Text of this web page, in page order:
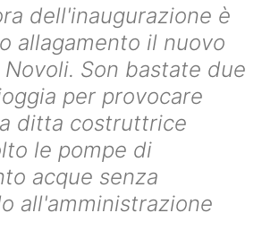
dell'inaugurazione è
allagamento il nuovo
Son bastate due
per provocare
ditta costruttrice
le pompe di
acque senza
all'amministrazione